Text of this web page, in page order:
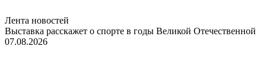
Лента новостей
Выставка расскажет о спорте в годы Великой Отечественной
07.08.2026